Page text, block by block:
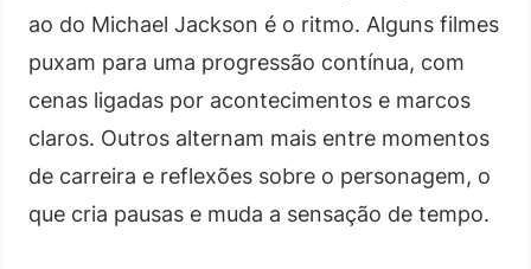
ao do Michael Jackson é o ritmo. Alguns filmes
puxam para uma progressão contínua, com
cenas ligadas por acontecimentos e marcos
claros. Outros alternam mais entre momentos
de carreira e reflexões sobre o personagem, o
que cria pausas e muda a sensação de tempo.